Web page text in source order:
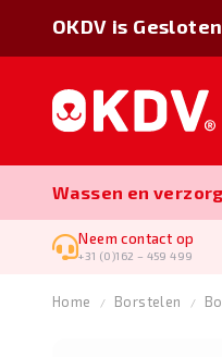
Wassen en
Neem contact op
+31 (0)162 – 459 499
OKDV is
Home Borstelen